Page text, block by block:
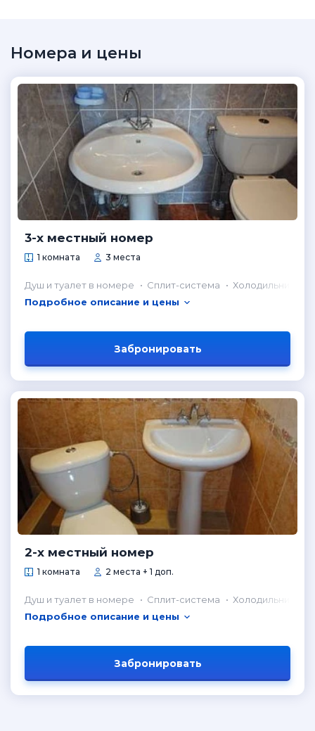
Номера и цены
3-х местный номер
1 комната 3 места
Душ и туалет в номере Сплит-система
Холодильник в
Подробное описание и цены
Забронировать
2-х местный номер
1 комната 2 места + 1 доп.
Душ и туалет в номере Сплит-система
Холодильник в
Подробное описание и цены
Забронировать